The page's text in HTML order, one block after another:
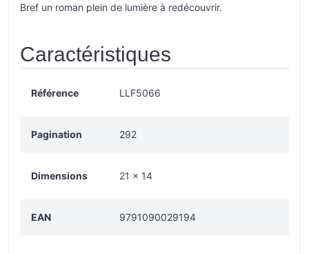
Bref un roman plein de lumière à redécouvrir.
Caractéristiques
Référence LLF5066
Pagination 292
Dimensions 21 x 14
EAN 9791090029194